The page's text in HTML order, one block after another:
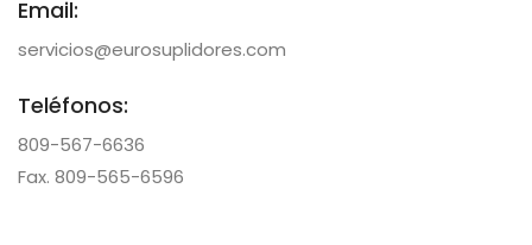
Email:
servicios@eurosuplidores.com
Teléfonos:
809-567-6636
Fax. 809-565-6596